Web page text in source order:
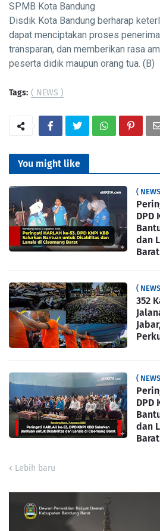
SPMB Kota Bandung
Disdik Kota Bandung berharap
dapat menciptakan proses
transparan, dan memberikan rasa
peserta didik maupun orang tua. (B)
Tags: ( NEWS )
You might like
(
DPD
dan
Barat
(
352
(
DPD
dan
Barat
Lebih baru